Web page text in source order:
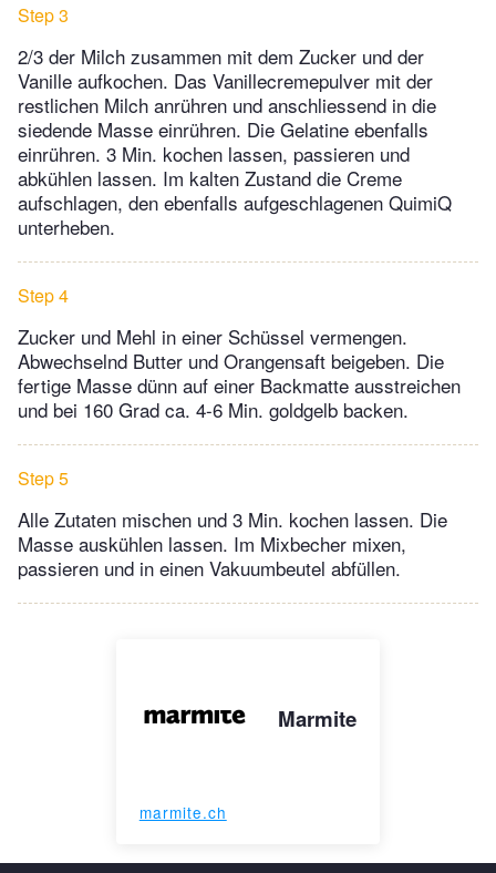
Step 3
2/3 der Milch zusammen mit dem Zucker und der
Vanille aufkochen. Das Vanillecremepulver mit der
restlichen Milch anrühren und anschliessend in die
siedende Masse einrühren. Die Gelatine ebenfalls
einrühren. 3 Min. kochen lassen, passieren und
abkühlen lassen. Im kalten Zustand die Creme
aufschlagen, den ebenfalls aufgeschlagenen QuimiQ
unterheben.
Step 4
Zucker und Mehl in einer Schüssel vermengen.
Abwechselnd Butter und Orangensaft beigeben. Die
fertige Masse dünn auf einer Backmatte ausstreichen
und bei 160 Grad ca. 4-6 Min. goldgelb backen.
Step 5
Alle Zutaten mischen und 3 Min. kochen lassen. Die
Masse auskühlen lassen. Im Mixbecher mixen,
passieren und in einen Vakuumbeutel abfüllen.
Marmite
marmite.ch